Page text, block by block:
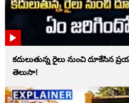
కదులుతున్న రైలు నుంచి దూకేసిన
తెలుసా!